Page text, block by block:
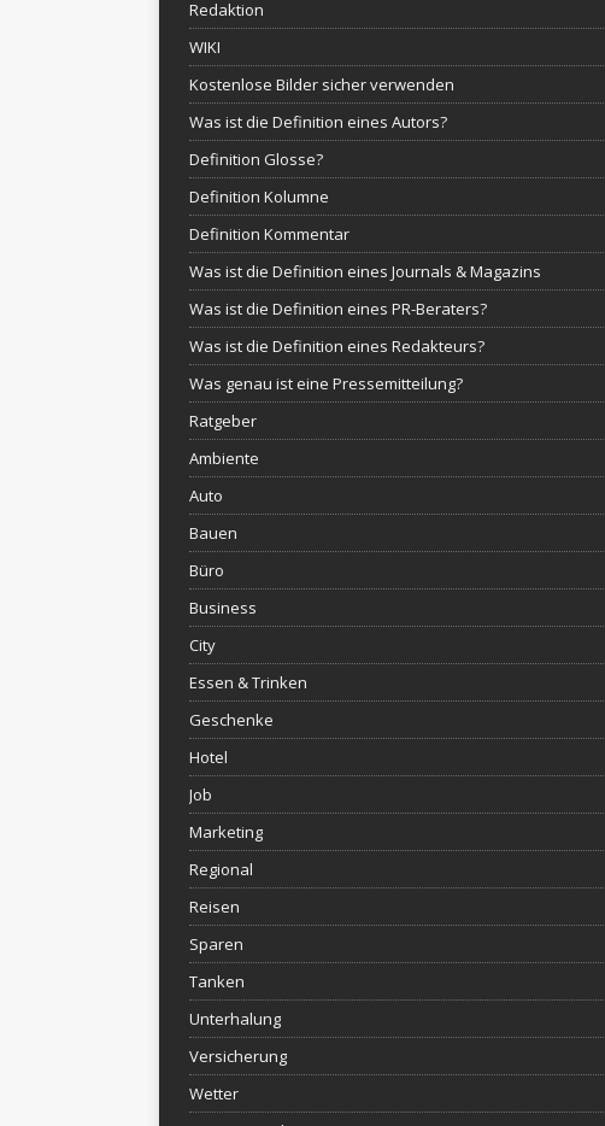
Redaktion
WIKI
Kostenlose Bilder sicher verwenden
Was ist die Definition eines Autors?
Definition Glosse?
Definition Kolumne
Definition Kommentar
Was ist die Definition eines Journals & Magazins
Was ist die Definition eines PR-Beraters?
Was ist die Definition eines Redakteurs?
Was genau ist eine Pressemitteilung?
Ratgeber
Ambiente
Auto
Bauen
Büro
Business
City
Essen & Trinken
Geschenke
Hotel
Job
Marketing
Regional
Reisen
Sparen
Tanken
Unterhalung
Versicherung
Wetter